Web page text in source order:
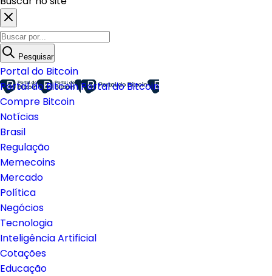
Pesquisar
Portal do Bitcoin
Portal do BitcoinPortal do Bitcoin
Compre Bitcoin
Notícias
Brasil
Regulação
Memecoins
Mercado
Política
Negócios
Tecnologia
Inteligência Artificial
Cotações
Educação